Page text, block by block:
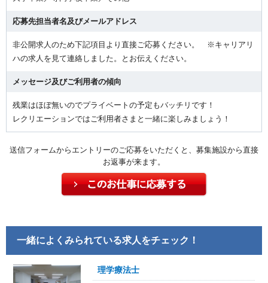
応募先担当者名及びメールアドレス
非公開求人のため下記項目より直接ご応募ください。 ※キャリアリ
ハの求人を見て連絡しました。とお伝えください。
メッセージ及びご利用者の傾向
残業はほぼ無いのでプライベートの予定もバッチリです！
レクリエーションではご利用者さまと一緒に楽しみましょう！
送信フォームからエントリーのご応募をいただくと、募集施設から直接
お返事が来ます。
一緒によくみられている求人をチェック！
理学療法士